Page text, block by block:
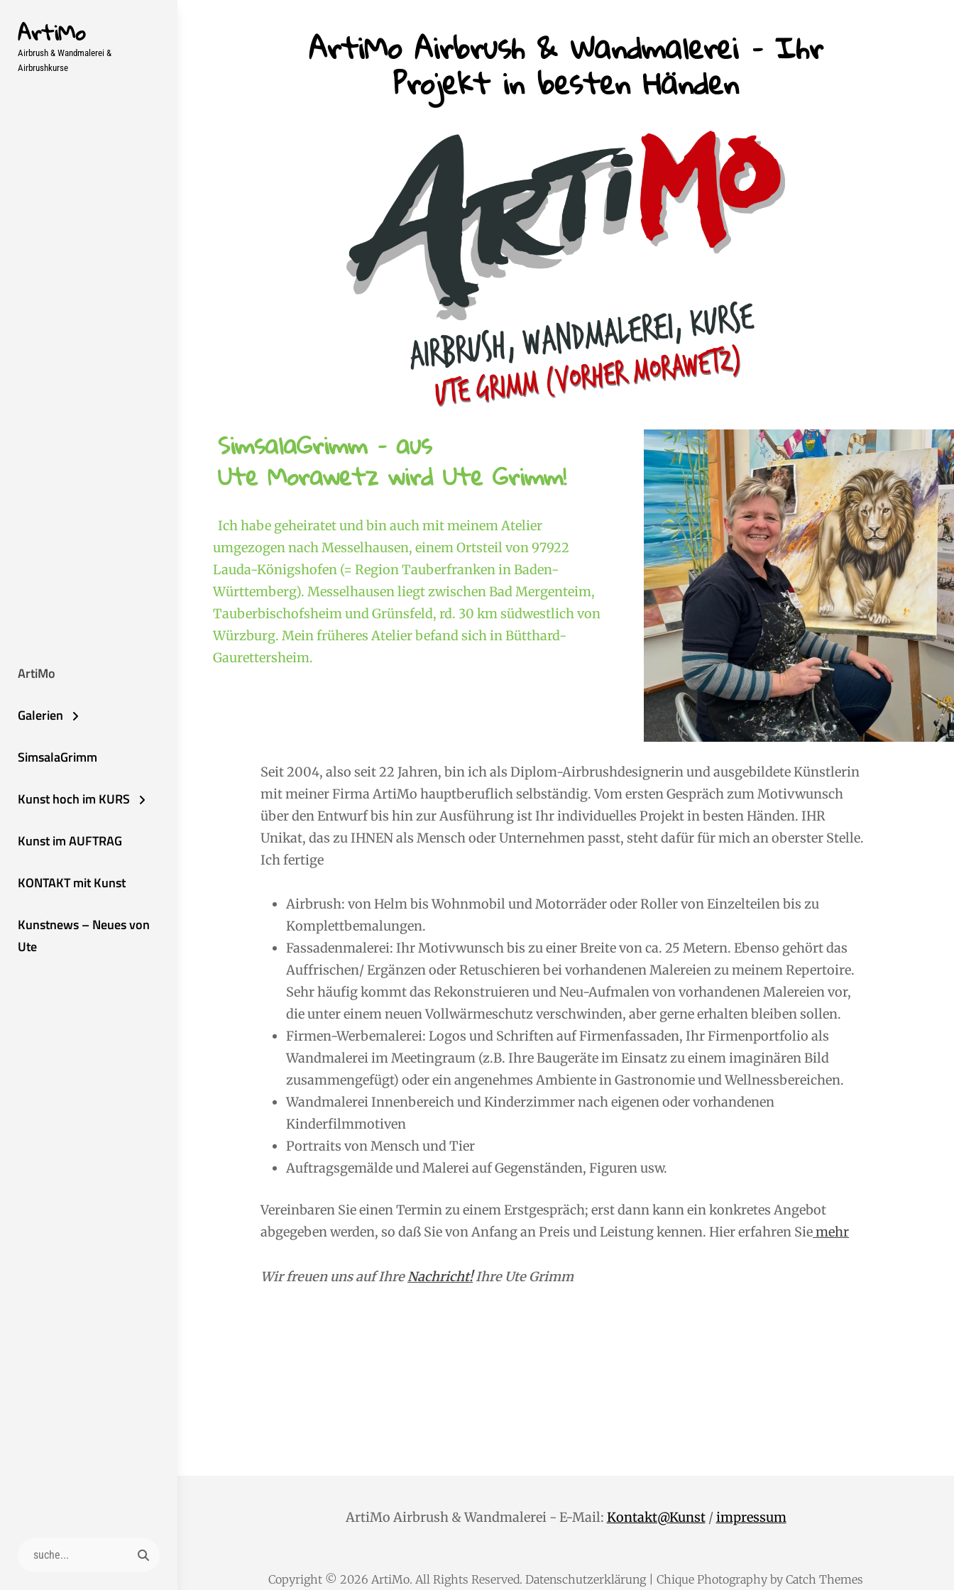
content
ArtiMo
Airbrush & Wandmalerei &
Airbrushkurse
ArtiMo
Galerien
SimsalaGrimm
Kunst hoch im KURS
Kunst im AUFTRAG
KONTAKT mit Kunst
Kunstnews – Neues von
Ute
Search
ArtiMo Airbrush & Wandmalerei – Ihr
Projekt in besten Händen
SimsalaGrimm – aus
Ute Morawetz wird Ute Grimm!
Ich habe geheiratet und bin auch mit meinem Atelier
umgezogen nach Messelhausen, einem Ortsteil von 97922
Lauda-Königshofen (= Region Tauberfranken in Baden-
Württemberg). Messelhausen liegt zwischen Bad Mergenteim,
Tauberbischofsheim und Grünsfeld, rd. 30 km südwestlich von
Würzburg. Mein früheres Atelier befand sich in Bütthard-
Gaurettersheim.
Seit 2004, also seit 22 Jahren, bin ich als Diplom-Airbrushdesignerin und ausgebildete Künstlerin
mit meiner Firma ArtiMo hauptberuflich selbständig. Vom ersten Gespräch zum Motivwunsch
über den Entwurf bis hin zur Ausführung ist Ihr individuelles Projekt in besten Händen. IHR
Unikat, das zu IHNEN als Mensch oder Unternehmen passt, steht dafür für mich an oberster Stelle.
Ich fertige
Airbrush: von Helm bis Wohnmobil und Motorräder oder Roller von Einzelteilen bis zu
Komplettbemalungen.
Fassadenmalerei: Ihr Motivwunsch bis zu einer Breite von ca. 25 Metern. Ebenso gehört das
Auffrischen/ Ergänzen oder Retuschieren bei vorhandenen Malereien zu meinem Repertoire.
Sehr häufig kommt das Rekonstruieren und Neu-Aufmalen von vorhandenen Malereien vor,
die unter einem neuen Vollwärmeschutz verschwinden, aber gerne erhalten bleiben sollen.
Firmen-Werbemalerei: Logos und Schriften auf Firmenfassaden, Ihr Firmenportfolio als
Wandmalerei im Meetingraum (z.B. Ihre Baugeräte im Einsatz zu einem imaginären Bild
zusammengefügt) oder ein angenehmes Ambiente in Gastronomie und Wellnessbereichen.
Wandmalerei Innenbereich und Kinderzimmer nach eigenen oder vorhandenen
Kinderfilmmotiven
Portraits von Mensch und Tier
Auftragsgemälde und Malerei auf Gegenständen, Figuren usw.
Vereinbaren Sie einen Termin zu einem Erstgespräch; erst dann kann ein konkretes Angebot
abgegeben werden, so daß Sie von Anfang an Preis und Leistung kennen. Hier erfahren Siemehr
Wir freuen uns auf Ihre Nachricht!Ihre Ute Grimm
ArtiMo Airbrush & Wandmalerei - E-Mail: Kontakt@Kunst/impressum
Copyright © 2026 ArtiMo. All Rights Reserved. Datenschutzerklärung| Chique Photography by Catch Themes